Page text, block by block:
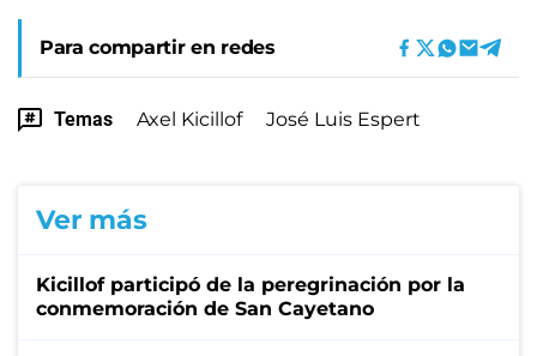
Para compartir en redes
Temas Axel Kicillof José Luis Espert
Ver más
Kicillof participó de la peregrinación por la
conmemoración de San Cayetano